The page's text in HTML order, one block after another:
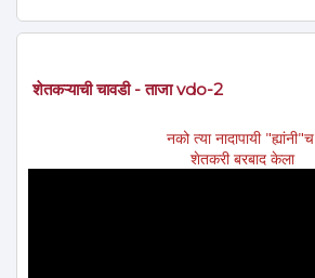
शेतकऱ्याची चावडी - ताजा vdo-2
नको त्या नादापायी "ह्यांनी"च
शेतकरी बरबाद केला